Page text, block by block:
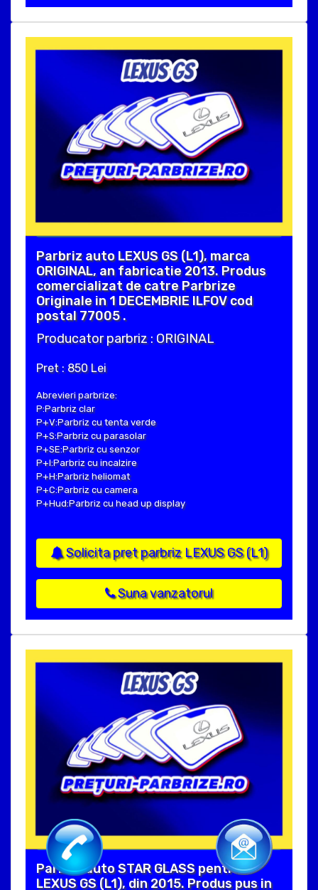
Parbriz auto LEXUS GS (L1), marca
ORIGINAL, an fabricatie 2013. Produs
comercializat de catre Parbrize
Originale in 1 DECEMBRIE ILFOV cod
postal 77005 .
Producator parbriz : ORIGINAL
Pret : 850 Lei
Abrevieri parbrize:
P:Parbriz clar
P+V:Parbriz cu tenta verde
P+S:Parbriz cu parasolar
P+SE:Parbriz cu senzor
P+I:Parbriz cu incalzire
P+H:Parbriz heliomat
P+C:Parbriz cu camera
P+Hud:Parbriz cu head up display
Solicita pret parbriz LEXUS GS (L1)
Suna vanzatorul
Parbriz auto STAR GLASS pentru
LEXUS GS (L1), din 2015. Produs pus in